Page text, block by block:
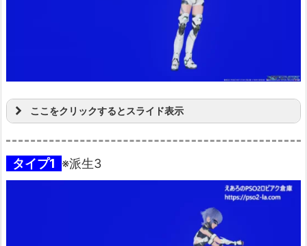
ここをクリックするとスライド表示
タイプ1 ※派生3